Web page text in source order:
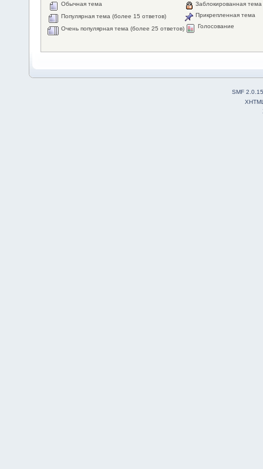
Обычная тема
Популярная тема (более 15 ответов)
Очень популярная тема (более 25 ответов)
Заблокированная тема
Прикрепленная тема
Голосование
SMF 2.0.15